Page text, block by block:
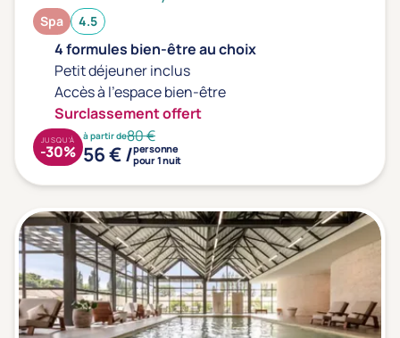
Spa 4.5
4 formules bien-être au choix
Petit déjeuner inclus
Accès à l'espace bien-être
Surclassement offert
à partir de80 €
56 € /personne
pour 1 nuit
JUSQU'À
-30%